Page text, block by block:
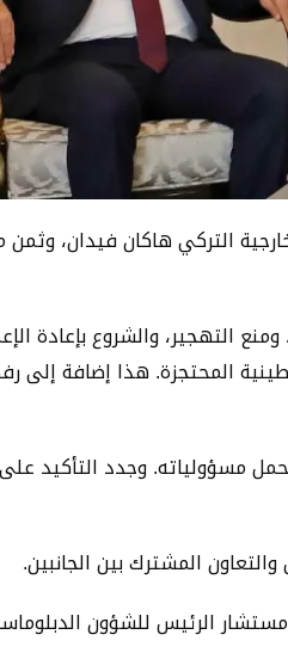
التركي هاكان فيدان، وثمن
التهجير، والشروع بإعادة
المحتجزة. هذا إضافة إلى
مسؤولياته. وجدد التأكيد على
المشترك بين الجانبين.
الرئيس للشؤون